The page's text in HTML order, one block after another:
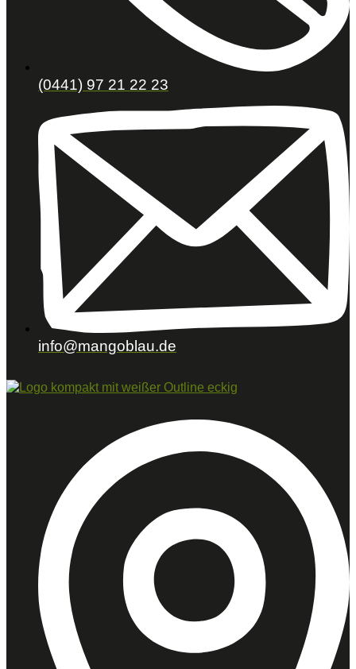
(0441) 97 21 22 23
info@mangoblau.de